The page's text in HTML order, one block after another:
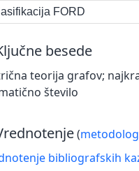
FORD
besede
teorija grafov;
število
(
bibliografskih